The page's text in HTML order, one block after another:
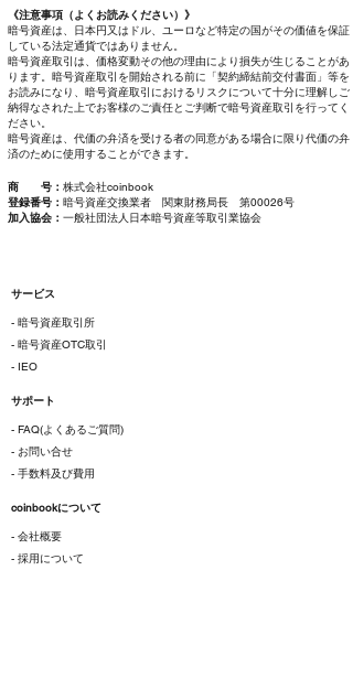
《注意事項（よくお読みください）》
暗号資産は、日本円又はドル、ユーロなど特定の国がその価値を保証
している法定通貨ではありません。
暗号資産取引は、価格変動その他の理由により損失が生じることがあ
ります。暗号資産取引を開始される前に「契約締結前交付書面」等を
お読みになり、暗号資産取引におけるリスクについて十分に理解しご
納得なされた上でお客様のご責任とご判断で暗号資産取引を行ってく
ださい。
暗号資産は、代価の弁済を受ける者の同意がある場合に限り代価の弁
済のために使用することができます。
商 号： 株式会社coinbook
登録番号： 暗号資産交換業者 関東財務局長 第00026号
加入協会： 一般社団法人日本暗号資産等取引業協会
サービス
- 暗号資産取引所
- 暗号資産OTC取引
- IEO
サポート
- FAQ(よくあるご質問)
- お問い合せ
- 手数料及び費用
coinbookについて
- 会社概要
- 採用について